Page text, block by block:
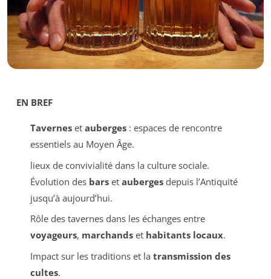
EN BREF
Taverneset auberges: espaces de rencontre
essentiels au Moyen Âge.
lieux de convivialité dans la culture sociale.
Évolution des barset aubergesdepuis l’Antiquité
jusqu’à aujourd’hui.
Rôle des tavernes dans les échanges entre
voyageurs, marchandset habitants locaux.
Impact sur les traditions et la transmission des
cultes.